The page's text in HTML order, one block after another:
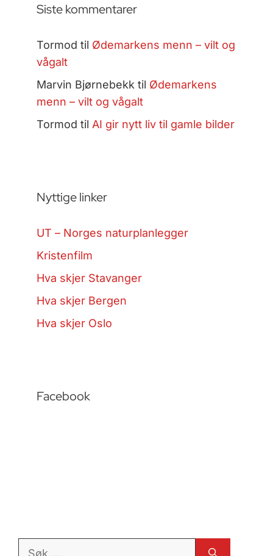
Siste kommentarer
Tormod til Ødemarkens menn – vilt og
vågalt
Marvin Bjørnebekk til Ødemarkens
menn – vilt og vågalt
Tormod til AI gir nytt liv til gamle bilder
Nyttige linker
UT – Norges naturplanlegger
Kristenfilm
Hva skjer Stavanger
Hva skjer Bergen
Hva skjer Oslo
Facebook
Søk